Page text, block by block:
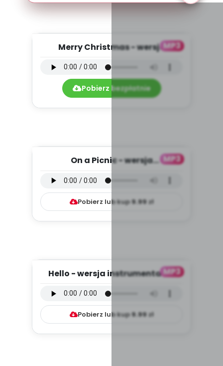
MP3
Merry Christmas - wersja
Pobierz bezpłatnie
MP3
On a Picnic - wersja
Pobierz lub kup9.99zł
MP3
Hello - wersja instrumentalna
Pobierz lub kup9.99zł